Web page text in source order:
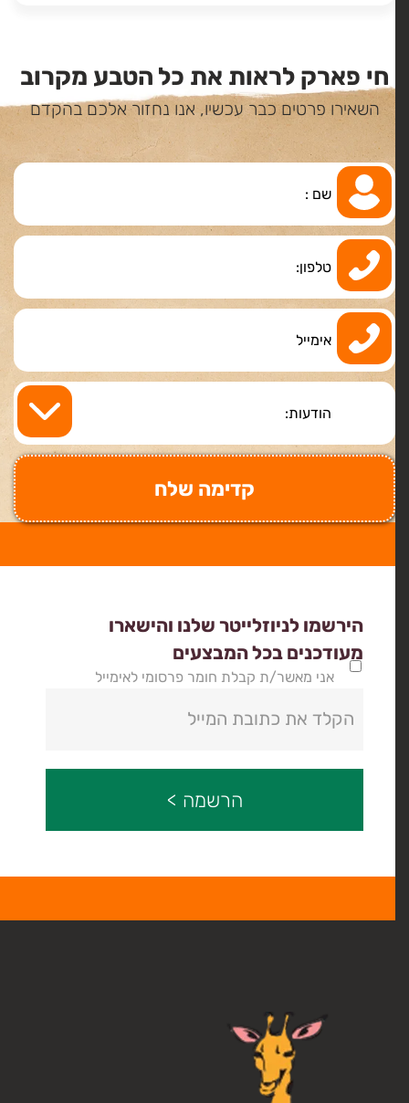
חי פארק לראות את כל הטבע מקרוב
השאירו פרטים כבר עכשיו, אנו נחזור אלכם בהקדם
הירשמו לניוזלייטר שלנו והישארו
מעודכנים בכל המבצעים
אני מאשר/ת קבלת חומר פרסומי לאימייל